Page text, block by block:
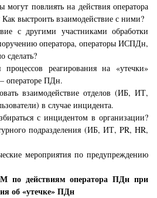
могут повлиять на действия оператора
выстроить взаимодействие с ними?
с другими участниками обработки
оператора, операторы ИСПДн,
сделать?
процессов реагирования на «утечки»
операторе ПДн.
взаимодействие отделов (ИБ, ИТ,
в случае инцидента.
с инцидентом в организации?
подразделения (ИБ, ИТ, PR, HR,
мероприятия по предупреждению
по действиям оператора ПДн при
об «утечке» ПДн